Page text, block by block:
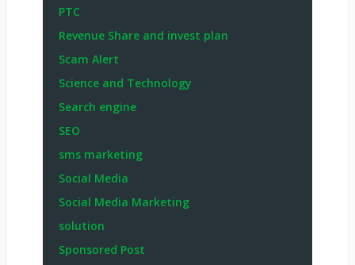
PTC
Revenue Share and invest plan
Scam Alert
Science and Technology
Search engine
SEO
sms marketing
Social Media
Social Media Marketing
solution
Sponsored Post